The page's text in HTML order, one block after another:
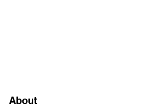
About